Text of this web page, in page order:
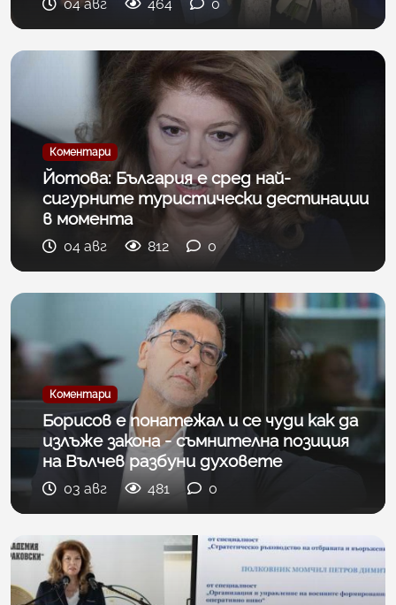
04 авг 464 0
Коментари
Йотова: България е сред най-
сигурните туристически дестинации
в момента
04 авг 812 0
Коментари
Борисов е понатежал и се чуди как да
излъже закона - съмнителна позиция
на Вълчев разбуни духовете
03 авг 481 0